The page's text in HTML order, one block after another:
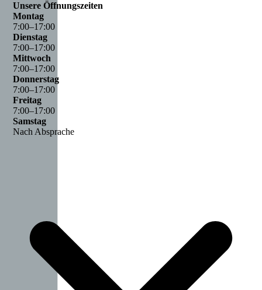
Unsere Öffnungszeiten
Montag
7:00–17:00
Dienstag
7:00–17:00
Mittwoch
7:00–17:00
Donnerstag
7:00–17:00
Freitag
7:00–17:00
Samstag
Nach Absprache